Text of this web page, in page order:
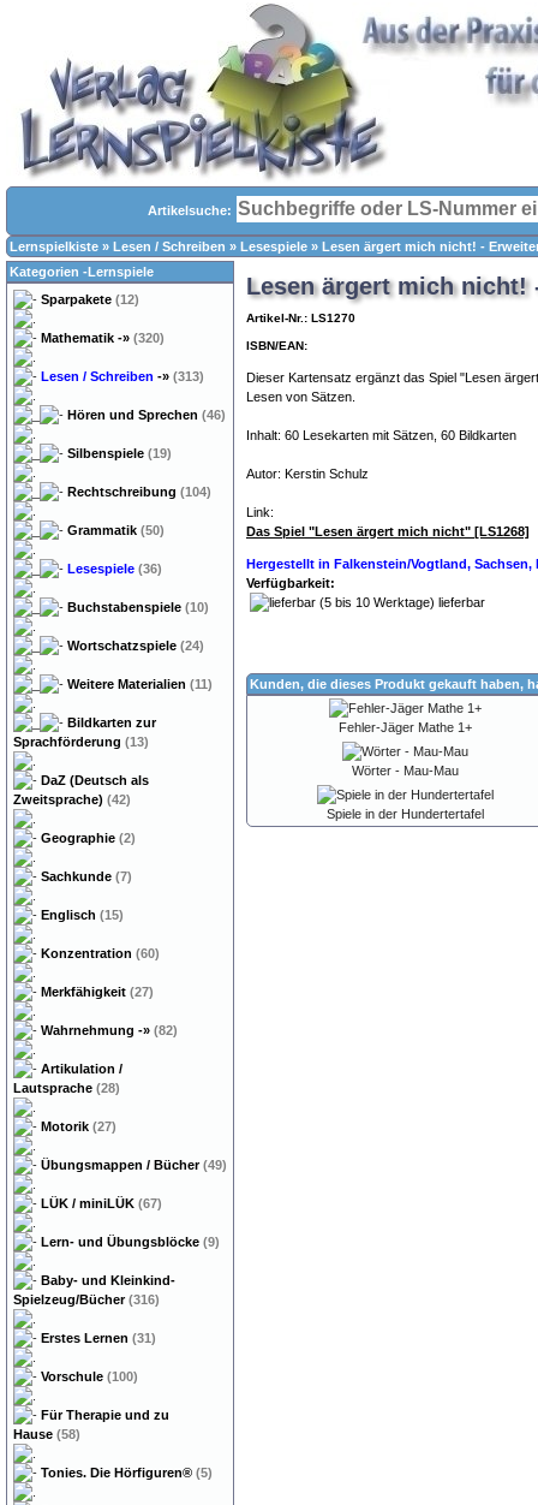
Artikelsuche:
Lernspielkiste » Lesen / Schreiben » Lesespiele » Lesen ärgert mich nicht! -
Lesen ärgert mich nicht!
Artikel-Nr.: LS1270
ISBN/EAN:
Dieser Kartensatz ergänzt das Spiel "Lesen
Lesen von Sätzen.
Inhalt: 60 Lesekarten mit Sätzen, 60 Bildkarten
Autor: Kerstin Schulz
Link:
Das Spiel "Lesen ärgert mich nicht" [LS1268]
Hergestellt in Falkenstein/Vogtland, Sachsen,
Verfügbarkeit:
lieferbar
Kunden, die dieses Produkt gekauft haben,
Fehler-Jäger Mathe 1+
Wörter - Mau-Mau
Spiele in der Hundertertafel
Kategorien -Lernspiele
Sparpakete (12)
Mathematik -» (320)
Lesen / Schreiben -» (313)
Hören und Sprechen (46)
Silbenspiele (19)
Rechtschreibung (104)
Grammatik (50)
Lesespiele (36)
Buchstabenspiele (10)
Wortschatzspiele (24)
Weitere Materialien (11)
Bildkarten zur
Sprachförderung (13)
DaZ (Deutsch als
Zweitsprache) (42)
Geographie (2)
Sachkunde (7)
Englisch (15)
Konzentration (60)
Merkfähigkeit (27)
Wahrnehmung -» (82)
Artikulation /
Lautsprache (28)
Motorik (27)
Übungsmappen / Bücher(49)
LÜK / miniLÜK (67)
Lern- und Übungsblöcke (9)
Baby- und Kleinkind-
Spielzeug/Bücher(316)
Erstes Lernen (31)
Vorschule (100)
Für Therapie und zu
Hause (58)
Tonies. Die Hörfiguren® (5)